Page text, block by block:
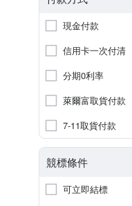
現金付款
信用卡一次付清
分期0利率
萊爾富取貨付款
7-11取貨付款
競標條件
可立即結標